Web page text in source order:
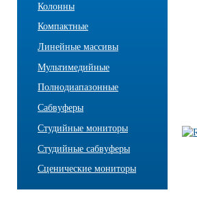
Колонны
Компактные
Линейные массивы
Мультимедийные
Полнодиапазонные
Сабвуферы
Студийные мониторы
Студийные сабвуферы
Сценические мониторы